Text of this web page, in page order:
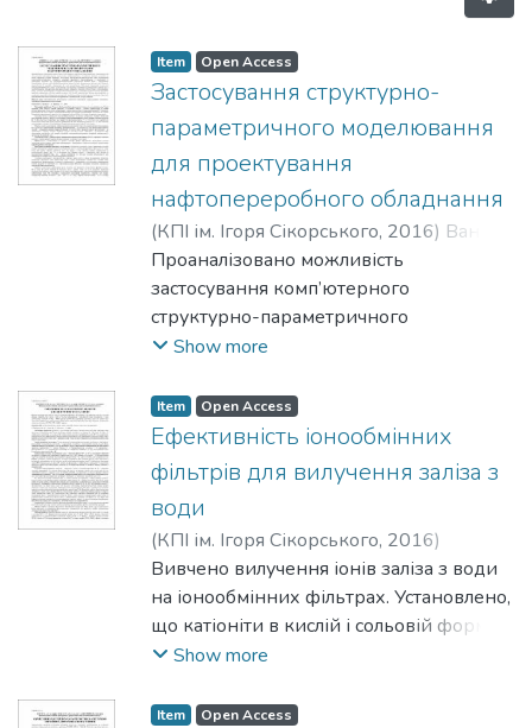
Item Open Access
Застосування структурно-
параметричного моделювання
для проектування
нафтопереробного обладнання
(КПІ ім. Ігоря Сікорського, 2016) Ванін,
В. В.;Вірченко, Г. А.;Вірченко, Г. І.
Проаналізовано можливість
застосування комп’ютерного
структурно-параметричного
моделювання для удосконалення
нафтопереробного обладнання.
Зроблено посилання на досвід
створення складної продукції,
розв’язання конструкторсько-
технологічних задач виготовлення
композиційно-волокнистих матеріалів,
реалізації варіантного формоутворення
в архітектурі й будівництві. Показано,
що структурно-параметрична
методологія значною мірою є
комп’ютерних технологій, відносно
Show more
Item Open Access
Ефективність іонообмінних
фільтрів для вилучення заліза з
води
(КПІ ім. Ігоря Сікорського, 2016)
Твердохліб, М. М.;Гомеля, М. Д.; Хохотва,
О. П.
Вивчено вилучення іонів заліза з води
на іонообмінних фільтрах. Установлено,
що катіоніти в кислій і сольовій формах
сорбують іони заліза з води за низьких
жорсткості. У разі застосування аніонітів
Show more
Item Open Access